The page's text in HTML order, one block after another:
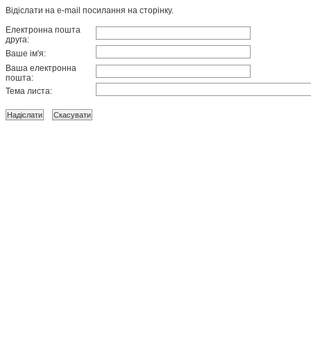
Відіслати на e-mail посилання на сторінку.
Електронна пошта
друга:
Ваше ім'я:
Ваша електронна
пошта:
Тема листа: